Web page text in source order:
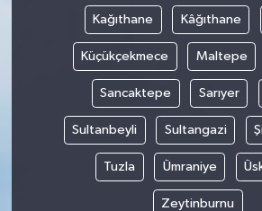
Kağıthane Kâğıthane
Küçükçekmece Maltepe
Sancaktepe Sarıyer
Sultanbeyli Sultangazi
Tuzla Ümraniye
Zeytinburnu